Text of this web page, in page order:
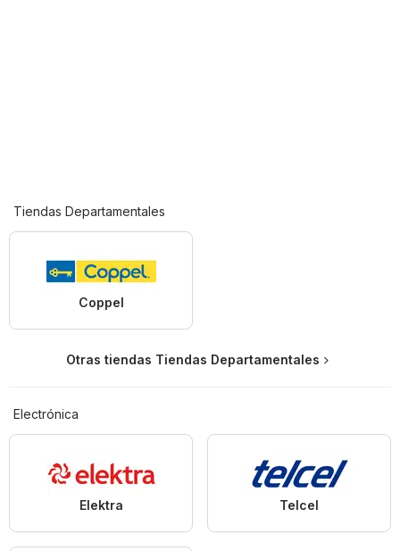
Tiendas Departamentales
Coppel
Otras tiendas Tiendas Departamentales
Electrónica
Elektra Telcel